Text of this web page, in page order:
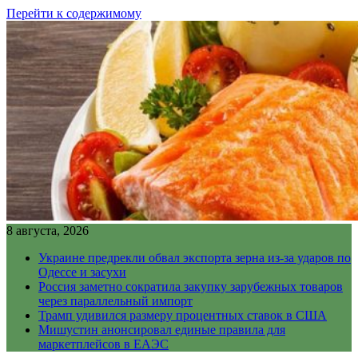
Перейти к содержимому
8 августа, 2026
Украине предрекли обвал экспорта зерна из-за ударов по
Одессе и засухи
Россия заметно сократила закупку зарубежных товаров
через параллельный импорт
Трамп удивился размеру процентных ставок в США
Мишустин анонсировал единые правила для
маркетплейсов в ЕАЭС